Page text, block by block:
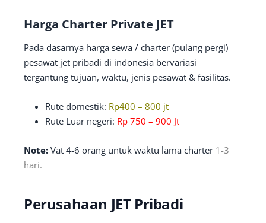
Harga Charter Private JET
Pada dasarnya harga sewa / charter (pulang pergi)
pesawat jet pribadi di indonesia bervariasi
tergantung tujuan, waktu, jenis pesawat & fasilitas.
Rute domestik: Rp400 – 800 jt
Rute Luar negeri: Rp 750 – 900 Jt
Note: Vat 4-6 orang untuk waktu lama charter 1-3
hari.
Perusahaan JET Pribadi